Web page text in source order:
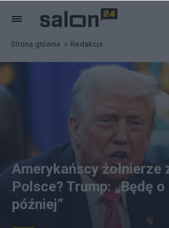
Strona główna Redakcja
Amerykańscy żołnierze
Polsce? Trump: „Będę o
później”